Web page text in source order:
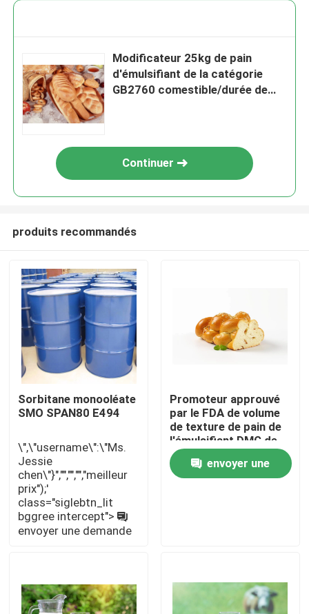
Maison
Produits
Vidéos
Exposition de VR
Modificateur 25kg de pain
d'émulsifiant de la catégorie
GB2760 comestible/durée de
Continuer
produits recommandés
Sorbitane monooléate
SMO SPAN80 E494
\",\"username\":\"Ms.
Jessie
chen\"}","","","","meilleur
prix");'
class="siglebtn_lit
bggree intercept">
envoyer une demande
Promoteur approuvé
par le FDA de volume
de texture de pain de
l'émulsifiant DMG de
catégorie comestible
envoyer une